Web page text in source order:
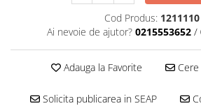
■ Filtre hidraulice
■ Filtre uscator
■ Filtre aditivi
■ Filtre epurator
Cod Produs: 1211110
Ai nevoie de ajutor? 0215553652 /
Adauga la Favorite Cere
Solicita publicarea in SEAP